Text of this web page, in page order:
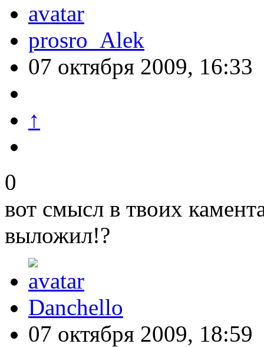
prosro_Alek
07 октября 2009, 16:33
↑
0
вот смысл в твоих
выложил!?
Danchello
07 октября 2009, 18:59